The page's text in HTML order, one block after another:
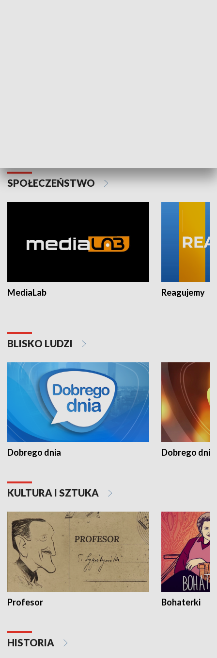
SPOŁECZEŃSTWO
MediaLab Reagujemy
BLISKO LUDZI
Dobrego dnia Dobrego dnia
KULTURA I SZTUKA
Profesor Bohaterki
HISTORIA